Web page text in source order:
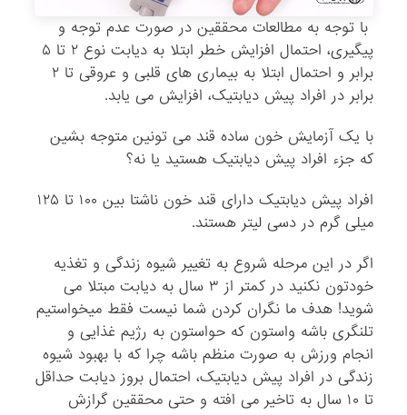
با توجه به مطالعات محققین در صورت عدم توجه و
پیگیری، احتمال افزایش خطر ابتلا به دیابت نوع ۲ تا ۵
برابر و احتمال ابتلا به بیماری های قلبی و عروقی تا ۲
برابر در افراد پیش دیابتیک، افزایش می یابد.
با یک آزمایش خون ساده قند می تونین متوجه بشین
که جزء افراد پیش دیابتیک هستید یا نه؟
افراد پیش دیابتیک دارای قند خون ناشتا بین ۱۰۰ تا ۱۲۵
میلی گرم در دسی لیتر هستند.
اگر در این مرحله شروع به تغییر شیوه زندگی و تغذیه
خودتون نکنید در کمتر از ۳ سال به دیابت مبتلا می
شوید! هدف ما نگران کردن شما نیست فقط میخواستیم
تلنگری باشه واستون که حواستون به رژیم غذایی و
انجام ورزش به صورت منظم باشه چرا که با بهبود شیوه
زندگی در افراد پیش دیابتیک، احتمال بروز دیابت حداقل
تا ۱۰ سال به تاخیر می افته و حتی محققین گرازش